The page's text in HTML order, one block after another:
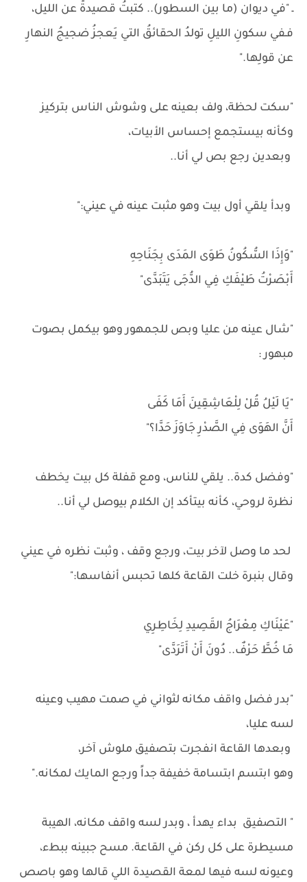
ـ "في ديوان (ما بين السطور).. كتبتُ قصيدةً عن الليل،
فـفي سكونِ الليلِ تولدُ الحقائقُ التي يَعجزُ ضجيجُ النهارِ
عن قولِها."
"سكت لحظة، ولف بعينه على وشوش الناس بتركيز
وكأنه بيستجمع إحساس الأبيات،
وبعدين رجع بص لي أنا..
وبدأ يلقي أول بيت وهو مثبت عينه في عيني:"
"وَإِذَا السُّكُونُ طَوَى المَدَى بِجَنَاحِهِ
أَبْصَرْتُ طَيْفَكِ فِي الدُّجَى يَتَبَدَّى"
"شال عينه من عليا وبص للجمهور وهو بيكمل بصوت
مبهور :
"يَا لَيْلُ قُلْ لِلْعَاشِقِينَ أَمَا كَفَى
أَنَّ الهَوَى فِي الصَّدْرِ جَاوَزَ حَدَّا؟"
"وفضل كدة.. يلقي للناس، ومع قفلة كل بيت يخطف
نظرة لروحي، كأنه بيتأكد إن الكلام بيوصل لي أنا..
لحد ما وصل لآخر بيت، ورجع وقف ، وثبت نظره في عيني
وقال بنبرة خلت القاعة كلها تحبس أنفاسها:"
"عَيْنَاكِ مِعْرَاجُ القَصِيدِ لِخَاطِرِي
مَا خُطَّ حَرْفٌ.. دُونَ أَنْ أَتَرَدَّى"
"بدر فضل واقف مكانه لثواني في صمت مهيب وعينه
لسه عليا،
وبعدها القاعة انفجرت بتصفيق ملوش آخر،
وهو ابتسم ابتسامة خفيفة جداً ورجع المايك لمكانه."
" التصفيق بداء يهدأ ، وبدر لسه واقف مكانه، الهيبة
مسيطرة على كل ركن في القاعة. مسح جبينه ببطء،
وعيونه لسه فيها لمعة القصيدة اللي قالها وهو باصص